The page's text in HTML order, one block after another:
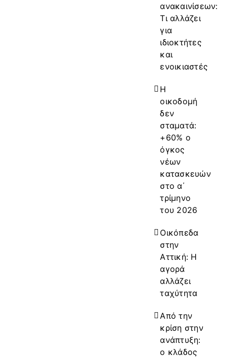
ανακαινίσεων:
Τι αλλάζει
για
ιδιοκτήτες
και
ενοικιαστές
Η
οικοδομή
δεν
σταματά:
+60% ο
όγκος
νέων
κατασκευών
στο α΄
τρίμηνο
του 2026
Οικόπεδα
στην
Αττική: Η
αγορά
αλλάζει
ταχύτητα
Από την
κρίση στην
ανάπτυξη:
ο κλάδος